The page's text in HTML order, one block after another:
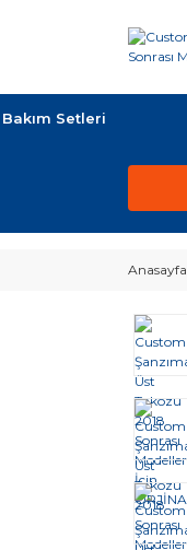
Bakım Setleri
Anasayfa